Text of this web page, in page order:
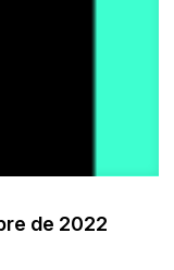
de 2022